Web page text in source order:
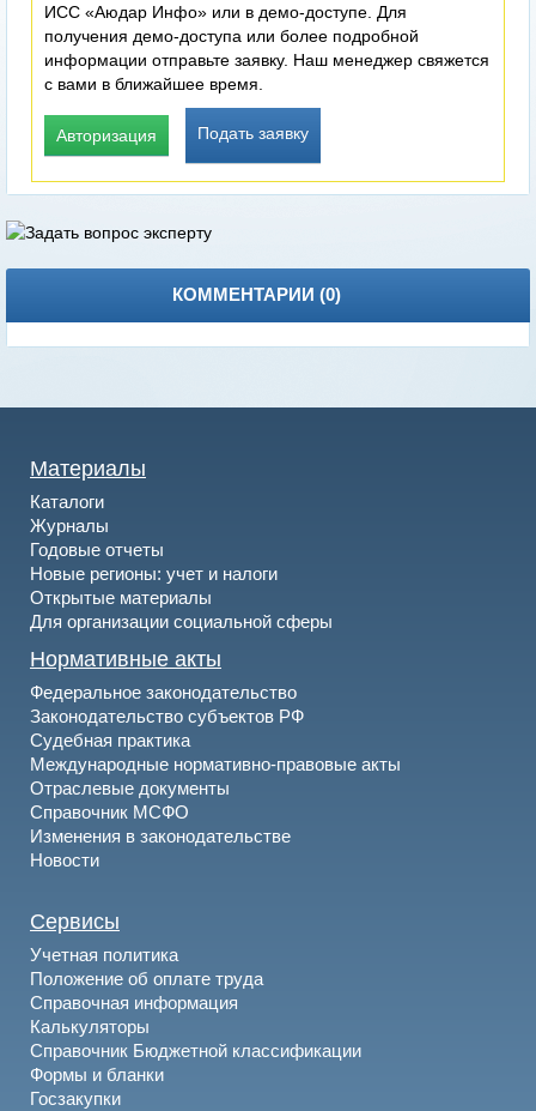
ИСС «Аюдар Инфо» или в демо-доступе. Для
получения демо-доступа или более подробной
информации отправьте заявку. Наш менеджер свяжется
с вами в ближайшее время.
Авторизация Подать заявку
КОММЕНТАРИИ (0)
Материалы
Каталоги
Журналы
Годовые отчеты
Новые регионы: учет и налоги
Открытые материалы
Для организации социальной сферы
Нормативные акты
Федеральное законодательство
Законодательство субъектов РФ
Судебная практика
Международные нормативно-правовые акты
Отраслевые документы
Справочник МСФО
Изменения в законодательстве
Новости
Сервисы
Учетная политика
Положение об оплате труда
Справочная информация
Калькуляторы
Справочник Бюджетной классификации
Формы и бланки
Госзакупки